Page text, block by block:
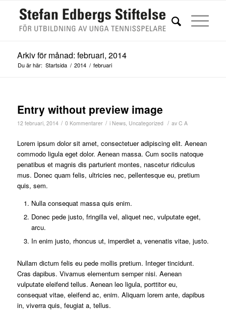
Arkiv för månad: februari, 2014
Du är här: Startsida / 2014 / februari
Entry without preview image
12 februari, 2014 / 0 Kommentarer / i News, Uncategorized / av C A
Lorem ipsum dolor sit amet, consectetuer adipiscing elit. Aenean
commodo ligula eget dolor. Aenean massa. Cum sociis natoque
penatibus et magnis dis parturient montes, nascetur ridiculus
mus. Donec quam felis, ultricies nec, pellentesque eu, pretium
quis, sem.
Nulla consequat massa quis enim.
Donec pede justo, fringilla vel, aliquet nec, vulputate eget,
arcu.
In enim justo, rhoncus ut, imperdiet a, venenatis vitae, justo.
Nullam dictum felis eu pede mollis pretium. Integer tincidunt.
Cras dapibus. Vivamus elementum semper nisi. Aenean
vulputate eleifend tellus. Aenean leo ligula, porttitor eu,
consequat vitae, eleifend ac, enim. Aliquam lorem ante, dapibus
in, viverra quis, feugiat a, tellus.